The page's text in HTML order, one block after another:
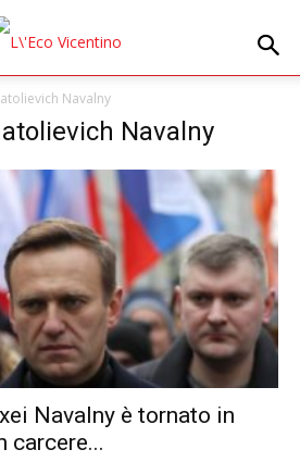
Navalny
Navalny
Navalny è tornato in
carcere...